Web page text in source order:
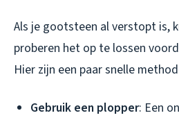
Als je gootsteen al verstopt is,
proberen het op te lossen
Hier zijn een paar snelle
Gebruik een plopper: Een